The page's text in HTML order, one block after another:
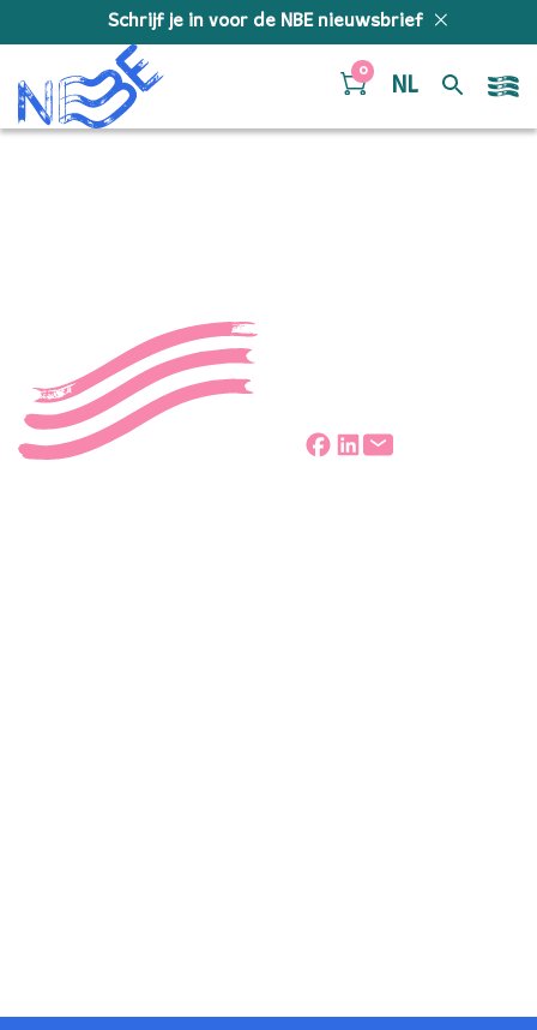
Schrijf je in voor de NBE nieuwsbrief
0
NL